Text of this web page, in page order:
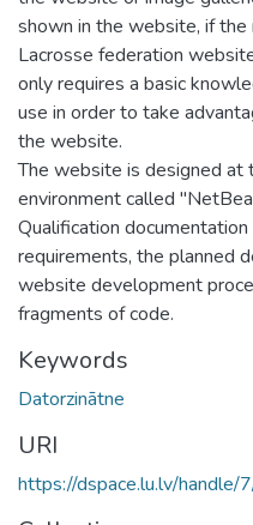
shown in the website, if the
Lacrosse federation
only requires a basic
use in order to take
the website.
The website is designed
environment called
Qualification
requirements, the planned
website development
fragments of code.
Keywords
Datorzinātne
URI
https://dspace.lu.lv/handle/